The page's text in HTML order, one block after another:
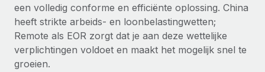
een volledig conforme en efficiënte oplossing. China
heeft strikte arbeids- en loonbelastingwetten;
Remote als EOR zorgt dat je aan deze wettelijke
verplichtingen voldoet en maakt het mogelijk snel te
groeien.